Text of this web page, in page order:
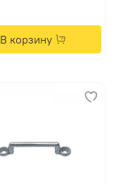
В корзину